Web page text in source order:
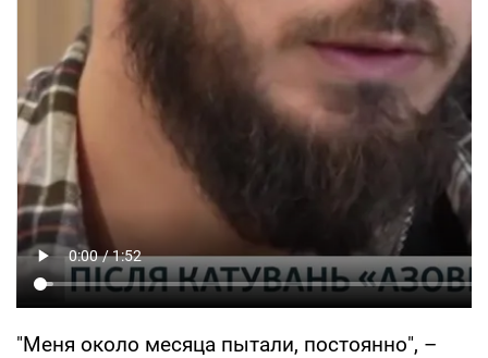
"Меня около месяца пытали, постоянно", –